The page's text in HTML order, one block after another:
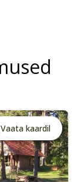
Vaata kaardil